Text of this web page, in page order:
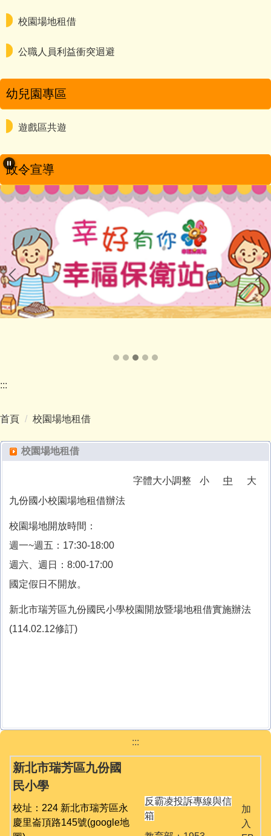
校園場地租借
公職人員利益衝突迴避
幼兒園專區
遊戲區共遊
政令宣導
:::
首頁 校園場地租借
校園場地租借
字體大小調整 小 中
大
九份國小校園場地租借辦法
校園場地開放時間：
週一~週五：17:30-18:00
週六、週日：8:00-17:00
國定假日不開放。
新北市瑞芳區九份國民小學校園開放暨場地租借實施辦法
(114.02.12修訂)
:::
新北市瑞芳區九份國
民小學
校址：224 新北市瑞芳區永
慶里崙頂路145號(google地
反霸凌投訴專線與信
箱
加
入